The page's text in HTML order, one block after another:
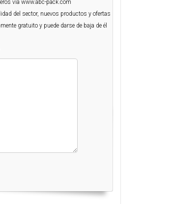
vía www.abc-pack.com
del sector, nuevos productos y ofertas
gratuito y puede darse de baja de él